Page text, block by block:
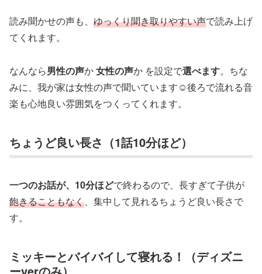
読み聞かせの声も、 ゆっくり聞き取りやすい声で読み上げ
てくれます。
なんなら男性の声か女性の声か を設定で選べます。ちな
みに、我が家は女性の声で聞いています☺️後ろで流れる音
楽も心地良い雰囲気をつくってくれます。
ちょうど良い長さ（1話10分ほど）
一つのお話が、10分ほどで終わるので、長すぎて子供が
飽きることもなく、集中して見れるちょうど良い長さで
す。
ミッキーとバイバイして寝れる！（ディズニ